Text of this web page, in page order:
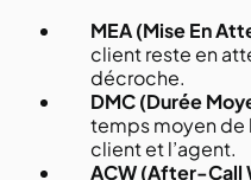
MEA (Mise En
client reste en
décroche.
DMC (Durée
temps moyen de
client et l’agent.
ACW (After-Call